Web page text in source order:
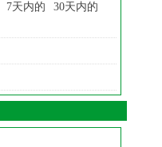
7天内的
30天内的